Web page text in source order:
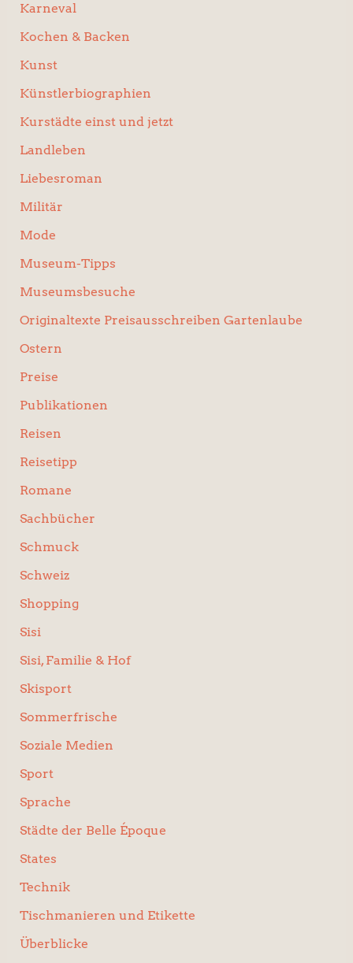
Karneval
Kochen & Backen
Kunst
Künstlerbiographien
Kurstädte einst und jetzt
Landleben
Liebesroman
Militär
Mode
Museum-Tipps
Museumsbesuche
Originaltexte Preisausschreiben Gartenlaube
Ostern
Preise
Publikationen
Reisen
Reisetipp
Romane
Sachbücher
Schmuck
Schweiz
Shopping
Sisi
Sisi, Familie & Hof
Skisport
Sommerfrische
Soziale Medien
Sport
Sprache
Städte der Belle Époque
States
Technik
Tischmanieren und Etikette
Überblicke